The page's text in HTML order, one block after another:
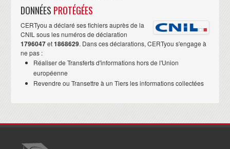
DONNÉES PROTÉGÉES
CERTyou a déclaré ses fichiers auprès de la
CNIL sous les numéros de déclaration
1796047et1868629. Dans ces déclarations, CERTyou s'engage à
ne pas :
Réaliser de Transferts d'informations hors de l'Union
européenne
Revendre ou Transettre à un Tiers les informations collectées